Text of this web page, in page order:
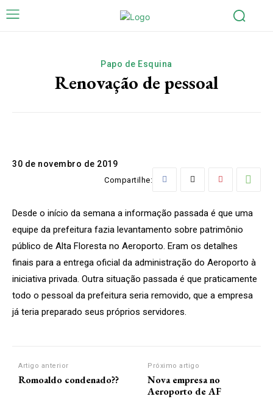
Papo de Esquina
Renovação de pessoal
30 de novembro de 2019
Compartilhe:
Desde o início da semana a informação passada é que uma
equipe da prefeitura fazia levantamento sobre patrimônio
público de Alta Floresta no Aeroporto. Eram os detalhes
finais para a entrega oficial da administração do Aeroporto à
iniciativa privada. Outra situação passada é que praticamente
todo o pessoal da prefeitura seria removido, que a empresa
já teria preparado seus próprios servidores.
Artigo anterior
Romoaldo condenado??
Próximo artigo
Nova empresa no
Aeroporto de AF